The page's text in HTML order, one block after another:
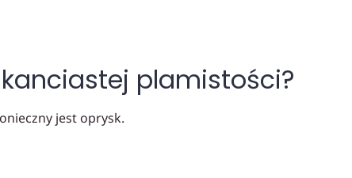
plamistości?
jest oprysk.